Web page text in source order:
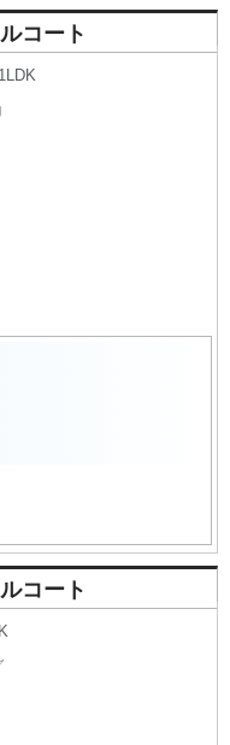
コート
コート